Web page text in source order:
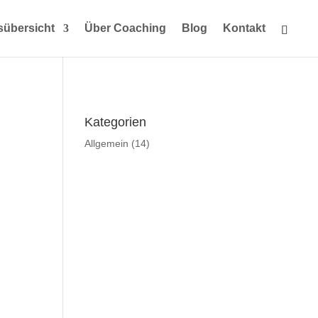
Über Coaching Blog Kontakt
Kategorien
Allgemein (14)